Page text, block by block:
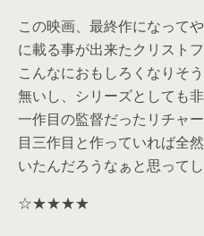
この映画、最終作になって
に載る事が出来たクリスト
こんなにおもしろくなりそ
無いし、シリーズとしても非
一作目の監督だったリチャ
目三作目と作っていれば全
いたんだろうなぁと思ってし
☆★★★★